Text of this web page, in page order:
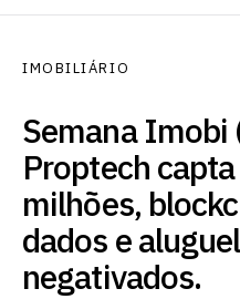
IMOBILIÁRIO
Semana Imobi
Proptech
milhões,
dados e
negativados.